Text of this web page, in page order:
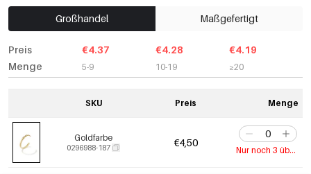
Großhandel Maßgefertigt
Preis
Menge
€4.37
5-9
€4.28
10-19
€4.19
≥20
SKU Preis Menge
Goldfarbe
0296988-187 €4,50
Nur noch 3 übrig